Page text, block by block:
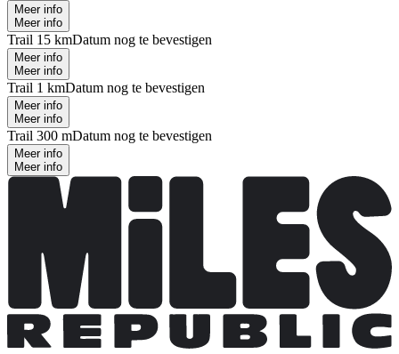
Meer info
Meer info
Trail 15 kmDatum nog te bevestigen
Meer info
Meer info
Trail 1 kmDatum nog te bevestigen
Meer info
Meer info
Trail 300 mDatum nog te bevestigen
Meer info
Meer info